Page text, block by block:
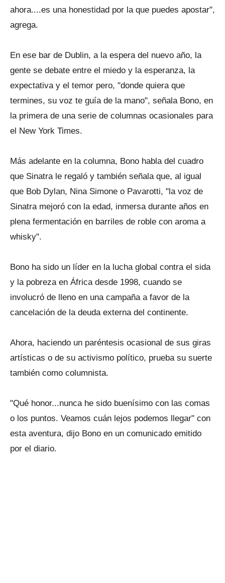
ahora....es una honestidad por la que puedes apostar",
agrega.
En ese bar de Dublin, a la espera del nuevo año, la
gente se debate entre el miedo y la esperanza, la
expectativa y el temor pero, "donde quiera que
termines, su voz te guía de la mano", señala Bono, en
la primera de una serie de columnas ocasionales para
el New York Times.
Más adelante en la columna, Bono habla del cuadro
que Sinatra le regaló y también señala que, al igual
que Bob Dylan, Nina Simone o Pavarotti, "la voz de
Sinatra mejoró con la edad, inmersa durante años en
plena fermentación en barriles de roble con aroma a
whisky".
Bono ha sido un líder en la lucha global contra el sida
y la pobreza en África desde 1998, cuando se
involucró de lleno en una campaña a favor de la
cancelación de la deuda externa del continente.
Ahora, haciendo un paréntesis ocasional de sus giras
artísticas o de su activismo político, prueba su suerte
también como columnista.
"Qué honor...nunca he sido buenísimo con las comas
o los puntos. Veamos cuán lejos podemos llegar" con
esta aventura, dijo Bono en un comunicado emitido
por el diario.